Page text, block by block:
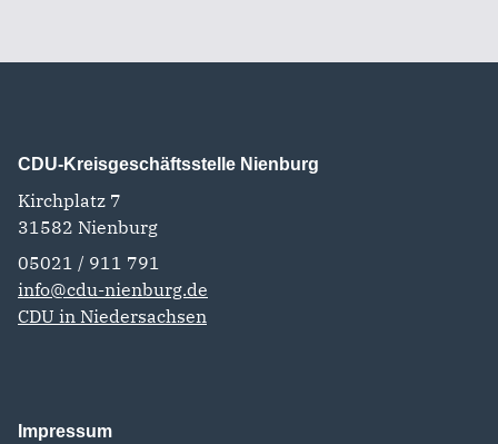
CDU-Kreisgeschäftsstelle Nienburg
Kirchplatz 7
31582 Nienburg
05021 / 911 791
info@cdu-nienburg.de
CDU in Niedersachsen
Impressum